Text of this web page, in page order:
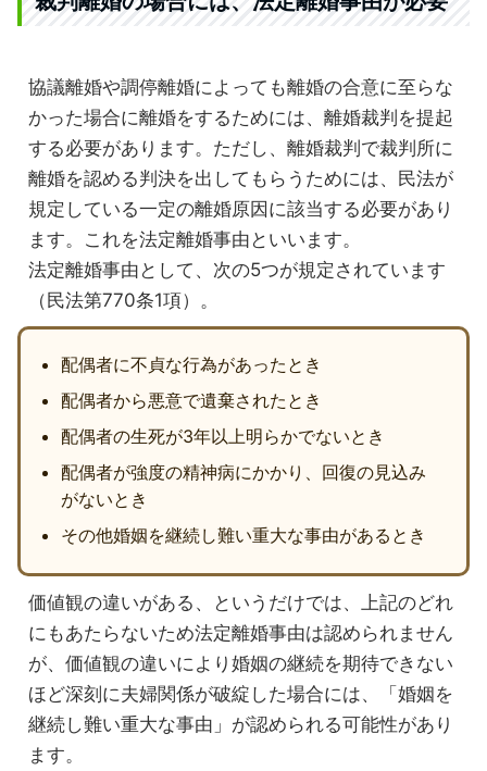
協議離婚や調停離婚によっても離婚の合意に至らな
かった場合に離婚をするためには、離婚裁判を提起
する必要があります。ただし、離婚裁判で裁判所に
離婚を認める判決を出してもらうためには、民法が
規定している一定の離婚原因に該当する必要があり
ます。これを法定離婚事由といいます。
法定離婚事由として、次の5つが規定されています
（民法第770条1項）。
配偶者に不貞な行為があったとき
配偶者から悪意で遺棄されたとき
配偶者の生死が3年以上明らかでないとき
配偶者が強度の精神病にかかり、回復の見込み
がないとき
その他婚姻を継続し難い重大な事由があるとき
価値観の違いがある、というだけでは、上記のどれ
にもあたらないため法定離婚事由は認められません
が、価値観の違いにより婚姻の継続を期待できない
ほど深刻に夫婦関係が破綻した場合には、「婚姻を
継続し難い重大な事由」が認められる可能性があり
ます。